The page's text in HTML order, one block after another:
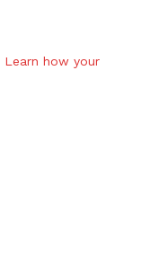
Learn how your